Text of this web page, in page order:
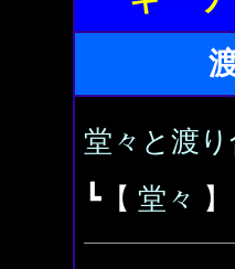
堂々と渡り
┗【 堂々 】